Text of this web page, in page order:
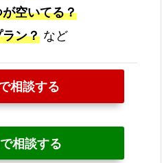
空いてる？
ン？など
相談する
相談する